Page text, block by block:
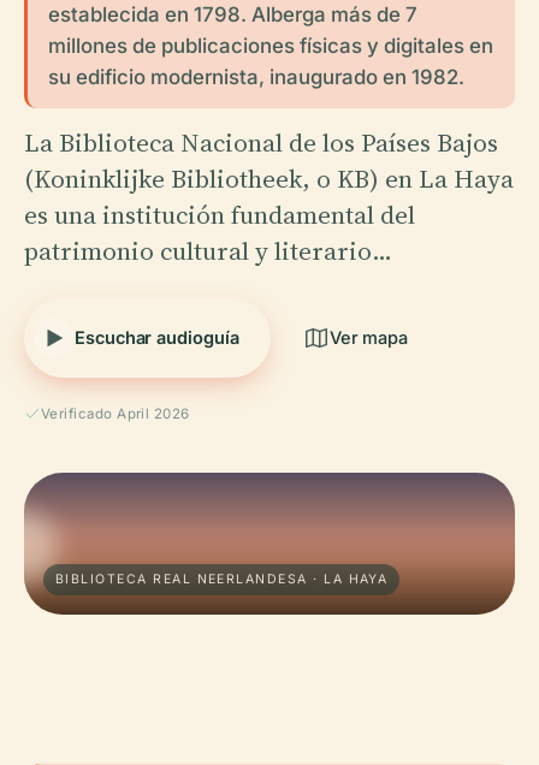
establecida en 1798. Alberga más de 7
millones de publicaciones físicas y digitales en
su edificio modernista, inaugurado en 1982.
La Biblioteca Nacional de los Países Bajos
(Koninklijke Bibliotheek, o KB) en La Haya
es una institución fundamental del
patrimonio cultural y literario…
Escuchar audioguía Ver mapa
Verificado April 2026
BIBLIOTECA REAL NEERLANDESA · LA HAYA